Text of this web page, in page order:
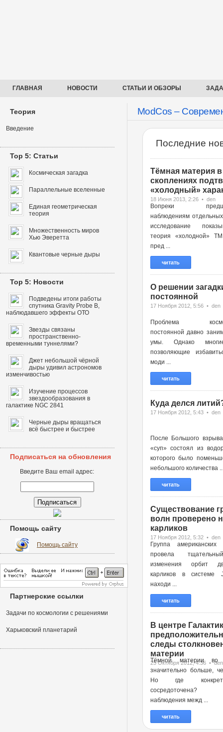
ГЛАВНАЯ НОВОСТИ СТАТЬИ И ОБЗОРЫ
ModCos –
Последние
Тёмная материя в
скоплениях
«холодный»
18 Июня 2013, 2:26 • den
Вопреки
наблюдениям
исследование
теория «холодной»
пред ...
читать
О решении
постоянной
17 Ноября 2012, 5:56 • den
Проблема
постоянной давно
умы. Однако
позволяющие
моди ...
читать
Куда делся
17 Ноября 2012, 5:43 • den
После Большого
«суп» состоял из
которого было
небольшого количества
читать
Существование
волн проверено
карликов
17 Ноября 2012, 5:32 • den
Группа американских
провела
изменения орбит
карликов в системе
находи ...
читать
В центре
следы
материи
25 Октября 2012, 4:36 • den
Тёмной материи во
значительно больше,
Но где
наблюдения межд ...
читать
Теория
Введение
Top 5: Статьи
Космическая загадка
Параллельные вселенные
Единая геометрическая
теория
Множественность миров
Хью Эверетта
Квантовые черные дыры
Top 5: Новости
Подведены итоги работы
спутника Gravity Probe B,
наблюдавшего эффекты ОТО
Звезды связаны
пространственно-
временными туннелями?
Джет небольшой чёрной
дыры удивил астрономов
изменчивостью
Изучение процессов
звездообразования в
галактике NGC 2841
Черные дыры вращаться
всё быстрее и быстрее
Подписаться на обновления
Введите Ваш email адрес:
Помощь сайту
Помощь сайту
Партнерские ссылки
Задачи по космологии с решениями
Харьковский планетарий